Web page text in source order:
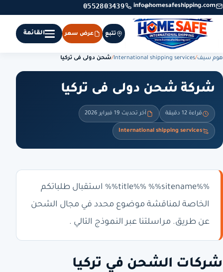
info@homesafeshipping.com
0552803439
تتبع عرض سعر القائمة
هوم سيف/
International shipping services
/شحن دولى فى تركيا
شركة شحن دولى فى تركيا
قراءة 12 دقيقة آخر تحديث 19 فبراير 2026
International shipping services
%%title%% %%sitename%% استقبال طلباتكم
الخاصة لمناقشة موضوع محدد في مجال الشحن
عن طريق. مراسلتنا عبر النموذج التالي .
شركات الشحن في تركيا